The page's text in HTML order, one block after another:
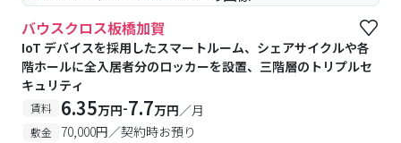
#食事付き #女性専用フロアあり
バウスクロス板橋加賀
IoT デバイスを採用したスマートルーム、シェアサイクルや各
階ホールに全入居者分のロッカーを設置、三階層のトリプルセ
キュリティ
賃料 6.35万円-7.7万円／月
敷金 70,000円／契約時お預り